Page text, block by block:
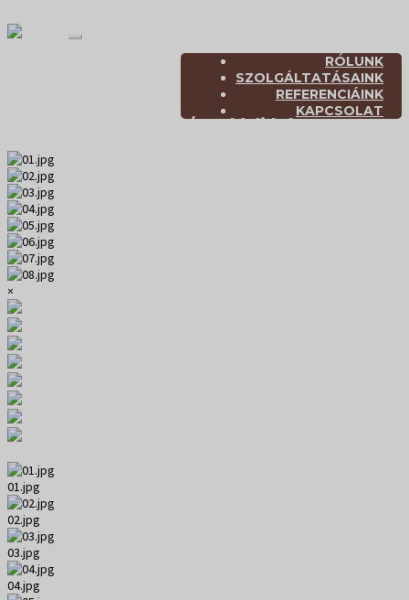
RÓLUNK
SZOLGÁLTATÁSAINK
REFERENCIÁINK
KAPCSOLAT
Tetők/Családi ház
×
01.jpg
02.jpg
03.jpg
04.jpg